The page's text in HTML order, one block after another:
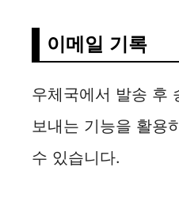
이메일 기록
우체국에서 발송 후
보내는 기능을 활용
수 있습니다.